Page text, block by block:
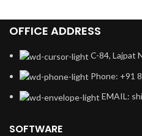
OFFICE ADDRESS
C-84, Lajpat
Phone: +91
EMAIL:
SOFTWARE